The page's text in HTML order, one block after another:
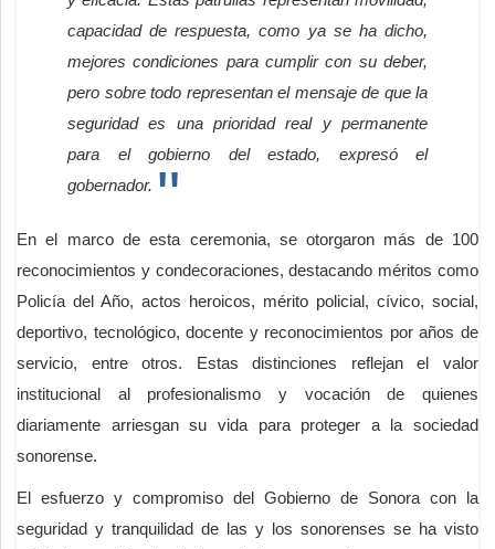
capacidad de respuesta, como ya se ha dicho,
mejores condiciones para cumplir con su deber,
pero sobre todo representan el mensaje de que la
seguridad es una prioridad real y permanente
para el gobierno del estado, expresó el
gobernador.
En el marco de esta ceremonia, se otorgaron más de 100
reconocimientos y condecoraciones, destacando méritos como
Policía del Año, actos heroicos, mérito policial, cívico, social,
deportivo, tecnológico, docente y reconocimientos por años de
servicio, entre otros. Estas distinciones reflejan el valor
institucional al profesionalismo y vocación de quienes
diariamente arriesgan su vida para proteger a la sociedad
sonorense.
El esfuerzo y compromiso del Gobierno de Sonora con la
seguridad y tranquilidad de las y los sonorenses se ha visto